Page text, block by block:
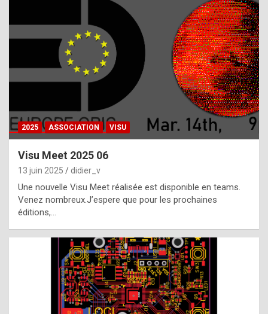
h
a
t
t
e
b
e
s
t
2025 ASSOCIATION VISU
Visu Meet 2025 06
13 juin 2025 didier_v
Une nouvelle Visu Meet réalisée est disponible en teams.
Venez nombreux.J’espere que pour les prochaines
éditions,…